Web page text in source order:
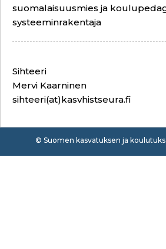
suomalaisuusmies ja
systeeminrakentaja
Sihteeri
Mervi Kaarninen
sihteeri(at)kasvhistseura.fi
© Suomen kasvatuksen ja